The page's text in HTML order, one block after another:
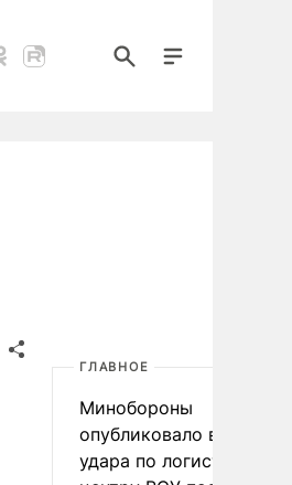
ГЛАВНОЕ
Минобороны
опубликовало видео
удара по